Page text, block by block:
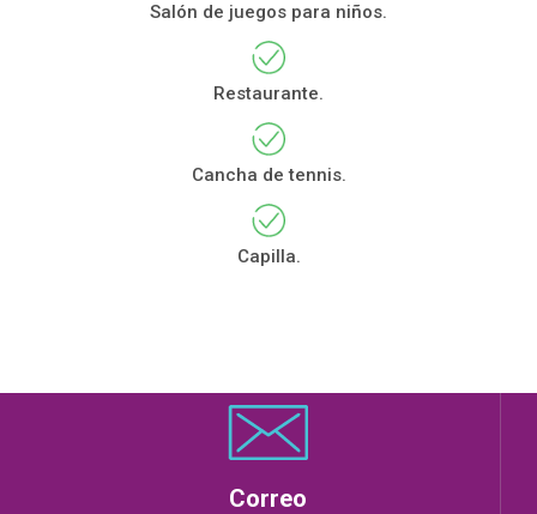
Salón de juegos para niños.
Restaurante.
Cancha de tennis.
Capilla.
Correo